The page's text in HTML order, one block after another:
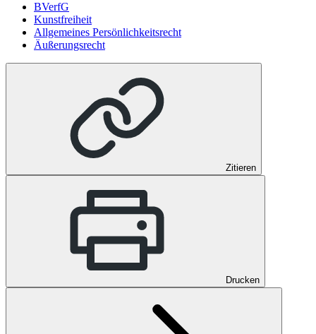
BVerfG
Kunstfreiheit
Allgemeines Persönlichkeitsrecht
Äußerungsrecht
Zitieren
Drucken